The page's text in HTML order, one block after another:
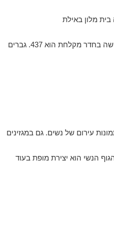
מלון באילת
מספר החפצים הממוצע אצל אישה בחדר מקלחת הוא 437. גברים
עירום של נשים. גם במגזינים
הנשי הוא יצירת מופת בעוד